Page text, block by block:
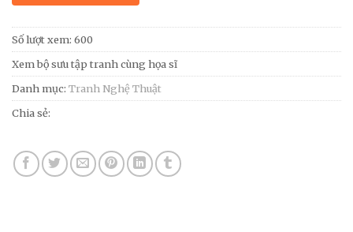
Số lượt xem: 600
Xem bộ sưu tập tranh cùng họa sĩ
Danh mục: Tranh Nghệ Thuật
Chia sẻ: